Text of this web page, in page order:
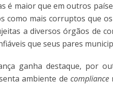
é maior que em outros
como mais corruptos que
a diversos órgãos de
que seus pares
ganha destaque, por
ambiente de compliance